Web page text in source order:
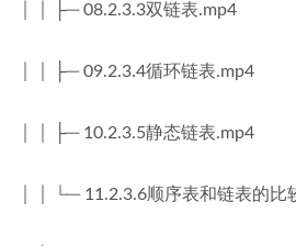
│ │ ├─ 08.2.3.3双链表.mp4
│ │ ├─ 09.2.3.4循环链表.mp4
│ │ ├─ 10.2.3.5静态链表.mp4
│ │ └─ 11.2.3.6顺序表和链表的比